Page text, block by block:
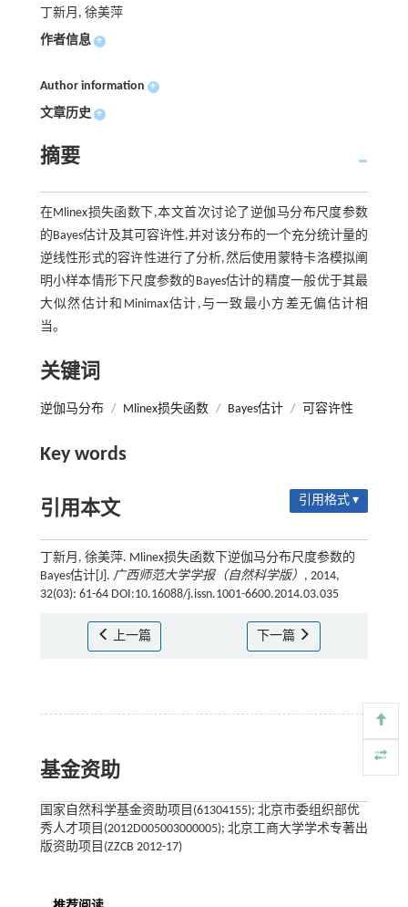
丁新月, 徐美萍
作者信息 +
Author information +
文章历史 +
摘要
在Mlinex损失函数下,本文首次讨论了逆伽马分布尺度参数
的Bayes估计及其可容许性,并对该分布的一个充分统计量的
逆线性形式的容许性进行了分析,然后使用蒙特卡洛模拟阐
明小样本情形下尺度参数的Bayes估计的精度一般优于其最
大似然估计和Minimax估计,与一致最小方差无偏估计相
当。
关键词
逆伽马分布 / Mlinex损失函数 / Bayes估计 / 可容许性
Key words
引用本文 引用格式 ▾
丁新月, 徐美萍. Mlinex损失函数下逆伽马分布尺度参数的
Bayes估计[J]. 广西师范大学学报（自然科学版） , 2014,
32(03): 61-64 DOI:10.16088/j.issn.1001-6600.2014.03.035
上一篇 下一篇
基金资助
国家自然科学基金资助项目(61304155); 北京市委组织部优
秀人才项目(2012D005003000005); 北京工商大学学术专著出
版资助项目(ZZCB 2012-17)